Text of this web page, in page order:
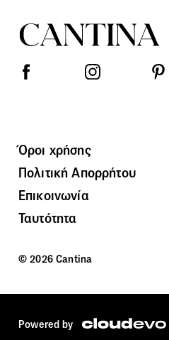
Όροι χρήσης
Πολιτική Απορρήτου
Επικοινωνία
Ταυτότητα
© 2026 Cantina
Powered by